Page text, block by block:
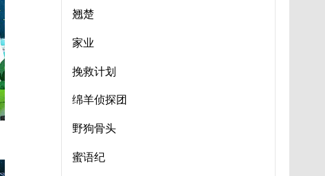
翘楚
家业
挽救计划
绵羊侦探团
野狗骨头
蜜语纪